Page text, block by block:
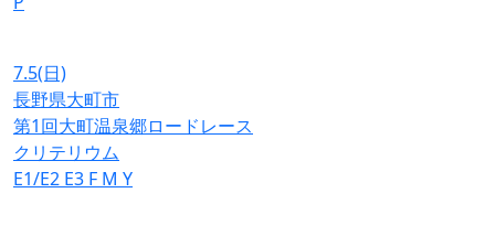
7.5(日)
長野県大町市
第1回大町温泉郷ロードレース
クリテリウム
E1/E2 E3 F M Y